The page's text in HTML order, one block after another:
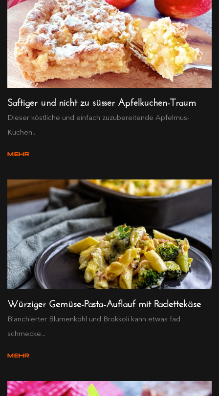
Saftiger und nicht zu süsser Apfelkuchen-Traum
Dieser köstliche und einfach zuzubereitende Apfelmus-
Kuchen...
MEHR
Würziger Gemüse-Pasta-Auflauf mit Raclettekäse
Blanchierter Blumenkohl und Brokkoli kann etwas fad
schmecke...
MEHR